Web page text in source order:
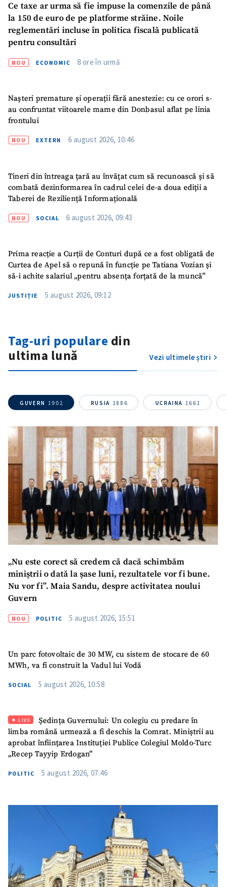
Trimite o informație
in English на русском
Ce taxe ar urma să fie impuse la comenzile de până
la 150 de euro de pe platforme străine. Noile
reglementări incluse în politica fiscală publicată
pentru consultări
NOU ECONOMIC 8 ore în urmă
Nașteri premature și operații fără anestezie: cu ce orori s-
au confruntat viitoarele mame din Donbasul aflat pe linia
frontului
NOU EXTERN 6 august 2026, 10:46
Tineri din întreaga țară au învățat cum să recunoască și să
combată dezinformarea în cadrul celei de-a doua ediții a
Taberei de Reziliență Informațională
NOU SOCIAL 6 august 2026, 09:43
Prima reacție a Curții de Conturi după ce a fost obligată de
Curtea de Apel să o repună în funcție pe Tatiana Vozian și
să-i achite salariul „pentru absența forțată de la muncă”
JUSTIȚIE 5 august 2026, 09:12
Tag-uri populare din
ultima lună
Vezi ultimele știri
GUVERN 1902 RUSIA 1886 UCRAINA 1661
„Nu este corect să credem că dacă schimbăm
miniștrii o dată la șase luni, rezultatele vor fi bune.
Nu vor fi”. Maia Sandu, despre activitatea noului
Guvern
NOU POLITIC 5 august 2026, 15:51
Un parc fotovoltaic de 30 MW, cu sistem de stocare de 60
MWh, va fi construit la Vadul lui Vodă
SOCIAL 5 august 2026, 10:58
LIVE
Ședința Guvernului: Un colegiu cu predare în
limba română urmează a fi deschis la Comrat. Miniștrii au
aprobat înființarea Instituției Publice Colegiul Moldo-Turc
„Recep Tayyip Erdogan”
POLITIC 5 august 2026, 07:46
Fotografie
+ Încarcă imagine
Link media
+ Link media